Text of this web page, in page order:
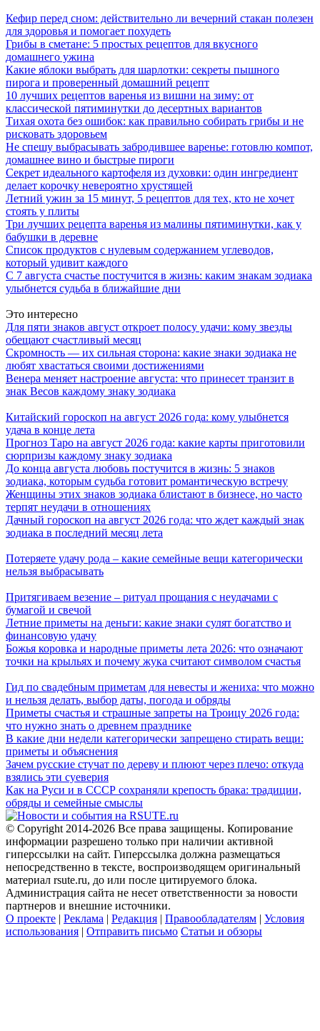
Кефир перед сном: действительно ли вечерний стакан полезен
для здоровья и помогает похудеть
Грибы в сметане: 5 простых рецептов для вкусного
домашнего ужина
Какие яблоки выбрать для шарлотки: секреты пышного
пирога и проверенный домашний рецепт
10 лучших рецептов варенья из вишни на зиму: от
классической пятиминутки до десертных вариантов
Тихая охота без ошибок: как правильно собирать грибы и не
рисковать здоровьем
Не спешу выбрасывать забродившее варенье: готовлю компот,
домашнее вино и быстрые пироги
Секрет идеального картофеля из духовки: один ингредиент
делает корочку невероятно хрустящей
Летний ужин за 15 минут, 5 рецептов для тех, кто не хочет
стоять у плиты
Три лучших рецепта варенья из малины пятиминутки, как у
бабушки в деревне
Список продуктов с нулевым содержанием углеводов,
который удивит каждого
С 7 августа счастье постучится в жизнь: каким знакам зодиака
улыбнется судьба в ближайшие дни
Это интересно
Для пяти знаков август откроет полосу удачи: кому звезды
обещают счастливый месяц
Скромность — их сильная сторона: какие знаки зодиака не
любят хвастаться своими достижениями
Венера меняет настроение августа: что принесет транзит в
знак Весов каждому знаку зодиака
Китайский гороскоп на август 2026 года: кому улыбнется
удача в конце лета
Прогноз Таро на август 2026 года: какие карты приготовили
сюрпризы каждому знаку зодиака
До конца августа любовь постучится в жизнь: 5 знаков
зодиака, которым судьба готовит романтическую встречу
Женщины этих знаков зодиака блистают в бизнесе, но часто
терпят неудачи в отношениях
Дачный гороскоп на август 2026 года: что ждет каждый знак
зодиака в последний месяц лета
Потеряете удачу рода – какие семейные вещи категорически
нельзя выбрасывать
Притягиваем везение – ритуал прощания с неудачами с
бумагой и свечой
Летние приметы на деньги: какие знаки сулят богатство и
финансовую удачу
Божья коровка и народные приметы лета 2026: что означают
точки на крыльях и почему жука считают символом счастья
Гид по свадебным приметам для невесты и жениха: что можно
и нельзя делать, выбор даты, погода и обряды
Приметы счастья и страшные запреты на Троицу 2026 года:
что нужно знать о древнем празднике
В какие дни недели категорически запрещено стирать вещи:
приметы и объяснения
Зачем русские стучат по дереву и плюют через плечо: откуда
взялись эти суеверия
Как на Руси и в СССР сохраняли крепость брака: традиции,
обряды и семейные смыслы
© Copyright 2014-2026 Все права защищены. Копирование
информации разрешено только при наличии активной
гиперссылки на сайт. Гиперссылка должна размещаться
непосредственно в тексте, воспроизводящем оригинальный
материал rsute.ru, до или после цитируемого блока.
Администрация сайта не несет ответственности за новости
партнеров и внешние источники.
О проекте | Реклама | Редакция | Правообладателям | Условия
использования | Отправить письмо Статьи и обзоры